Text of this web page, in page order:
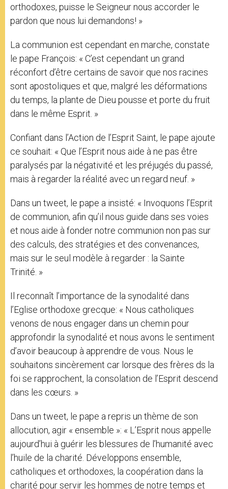
orthodoxes, puisse le Seigneur nous accorder le
pardon que nous lui demandons! »
La communion est cependant en marche, constate
le pape François: « C’est cependant un grand
réconfort d’être certains de savoir que nos racines
sont apostoliques et que, malgré les déformations
du temps, la plante de Dieu pousse et porte du fruit
dans le même Esprit. »
Confiant dans l’Action de l’Esprit Saint, le pape ajoute
ce souhait: « Que l’Esprit nous aide à ne pas être
paralysés par la négativité et les préjugés du passé,
mais à regarder la réalité avec un regard neuf. »
Dans un tweet, le pape a insisté: « Invoquons l’Esprit
de communion, afin qu’il nous guide dans ses voies
et nous aide à fonder notre communion non pas sur
des calculs, des stratégies et des convenances,
mais sur le seul modèle à regarder : la Sainte
Trinité. »
Il reconnaît l’importance de la synodalité dans
l’Eglise orthodoxe grecque: « Nous catholiques
venons de nous engager dans un chemin pour
approfondir la synodalité et nous avons le sentiment
d’avoir beaucoup à apprendre de vous. Nous le
souhaitons sincèrement car lorsque des frères ds la
foi se rapprochent, la consolation de l’Esprit descend
dans les cœurs. »
Dans un tweet, le pape a repris un thème de son
allocution, agir « ensemble »: « L’Esprit nous appelle
aujourd’hui à guérir les blessures de l’humanité avec
l’huile de la charité. Développons ensemble,
catholiques et orthodoxes, la coopération dans la
charité pour servir les hommes de notre temps et